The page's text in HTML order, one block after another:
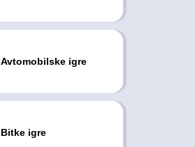
Avtomobilske igre
Bitke igre